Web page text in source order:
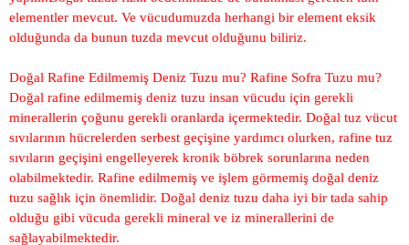
elementler mevcut. Ve vücudumuzda herhangi bir element eksik
olduğunda da bunun tuzda mevcut olduğunu biliriz.
Doğal Rafine Edilmemiş Deniz Tuzu mu? Rafine Sofra Tuzu mu?
Doğal rafine edilmemiş deniz tuzu insan vücudu için gerekli
minerallerin çoğunu gerekli oranlarda içermektedir. Doğal tuz vücut
sıvılarının hücrelerden serbest geçişine yardımcı olurken, rafine tuz
sıvıların geçişini engelleyerek kronik böbrek sorunlarına neden
olabilmektedir. Rafine edilmemiş ve işlem görmemiş doğal deniz
tuzu sağlık için önemlidir. Doğal deniz tuzu daha iyi bir tada sahip
olduğu gibi vücuda gerekli mineral ve iz minerallerini de
sağlayabilmektedir.